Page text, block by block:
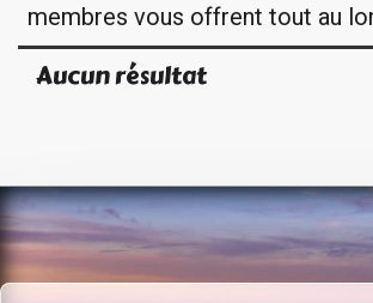
membres vous offrent tout au
Aucun résultat